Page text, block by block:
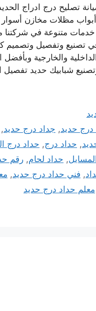
تصليح درج ادراج
أبواب مظلات مخازن
متنوعة في شركتنا
تصنيع وتفصيل وتصميم
والخارجية وبأفضل
شبابيك حديد تفصيل
حديد, جداد درج حديد,
, حداد درج, حداد درج
, حداد لحام, رقم
, فني حداد درج حديد,
معلم حداد درج حديد